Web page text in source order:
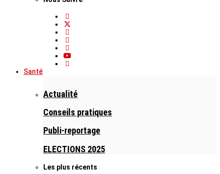
Santé
Actualité
Conseils pratiques
Publi-reportage
ELECTIONS 2025
Les plus récents